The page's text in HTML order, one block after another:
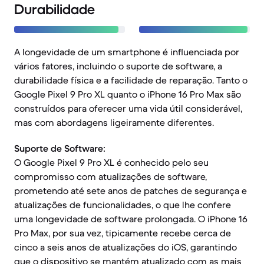
Durabilidade
A longevidade de um smartphone é influenciada por
vários fatores, incluindo o suporte de software, a
durabilidade física e a facilidade de reparação. Tanto o
Google Pixel 9 Pro XL quanto o iPhone 16 Pro Max são
construídos para oferecer uma vida útil considerável,
mas com abordagens ligeiramente diferentes.
Suporte de Software:
O Google Pixel 9 Pro XL é conhecido pelo seu
compromisso com atualizações de software,
prometendo até sete anos de patches de segurança e
atualizações de funcionalidades, o que lhe confere
uma longevidade de software prolongada. O iPhone 16
Pro Max, por sua vez, tipicamente recebe cerca de
cinco a seis anos de atualizações do iOS, garantindo
que o dispositivo se mantém atualizado com as mais